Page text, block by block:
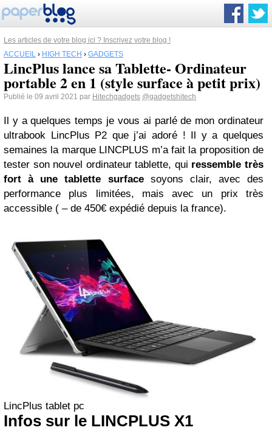
Les articles de votre blog ici ? Inscrivez votre blog !
ACCUEIL › HIGH TECH › GADGETS
LincPlus lance sa Tablette- Ordinateur
portable 2 en 1 (style surface à petit prix)
Publié le 09 avril 2021 par Hitechgadgets @gadgetshitech
Il y a quelques temps je vous ai parlé de mon ordinateur
ultrabook LincPlus P2 que j’ai adoré ! Il y a quelques
semaines la marque LINCPLUS m’a fait la proposition de
tester son nouvel ordinateur tablette, qui ressemble très
fort à une tablette surfacesoyons clair, avec des
performance plus limitées, mais avec un prix très
accessible ( – de 450€ expédié depuis la france).
LincPlus tablet pc
Infos sur le LINCPLUS X1